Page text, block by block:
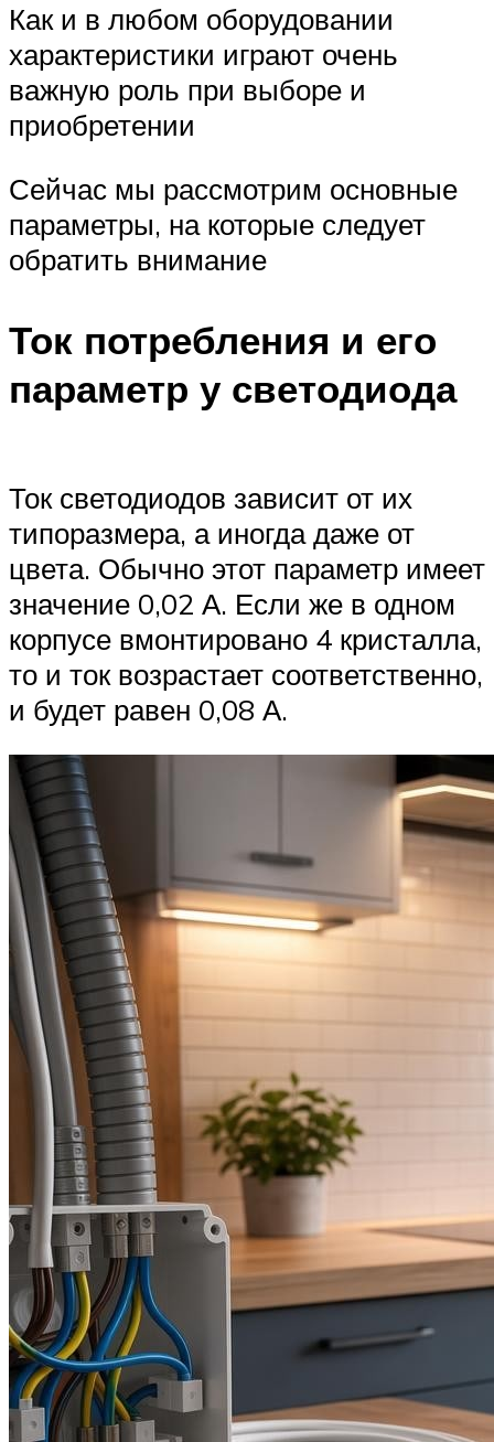
Как и в любом оборудовании
характеристики играют очень
важную роль при выборе и
приобретении
Сейчас мы рассмотрим основные
параметры, на которые следует
обратить внимание
Ток потребления и его
параметр у светодиода
Ток светодиодов зависит от их
типоразмера, а иногда даже от
цвета. Обычно этот параметр имеет
значение 0,02 А. Если же в одном
корпусе вмонтировано 4 кристалла,
то и ток возрастает соответственно,
и будет равен 0,08 А.